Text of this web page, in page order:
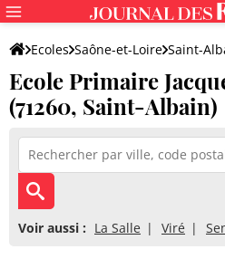
Ecoles Saône-et-Loire Saint-
Ecole Primaire Jacques Thomassin
Ecole Primaire
(71260, Saint-Albain)
Voir aussi : La Salle Viré